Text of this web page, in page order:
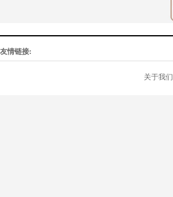
友情链接:
关于我们